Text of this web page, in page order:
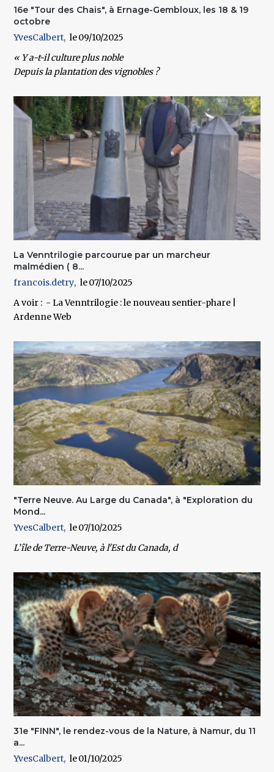
16e "Tour des Chais", à Ernage-Gembloux, les 18 & 19
octobre
YvesCalbert
09/10/2025
« Y a-t-il culture plus noble
Depuis la plantation des vignobles ?
La Venntrilogie parcourue par un marcheur
malmédien ( 8...
francois.detry
07/10/2025
A voir : - La Venntrilogie : le nouveau sentier-phare |
Ardenne Web
"Terre Neuve. Au Large du Canada", à "Exploration du
Mond...
YvesCalbert
07/10/2025
L’île de Terre-Neuve, à l'EstduCanada, d
31e "FINN", le rendez-vous de la Nature, à Namur, du 11
a...
YvesCalbert
01/10/2025